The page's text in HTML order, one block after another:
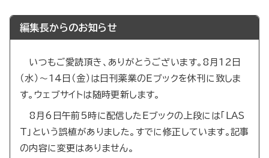
編集長からのお知らせ
いつもご愛読頂き、ありがとうございます。8月12日
（水）～14日（金）は日刊薬業のEブックを休刊に致しま
す。ウェブサイトは随時更新します。
8月6日午前5時に配信したEブックの上段には「LAS
T」という誤植がありました。すでに修正しています。記事
の内容に変更はありません。